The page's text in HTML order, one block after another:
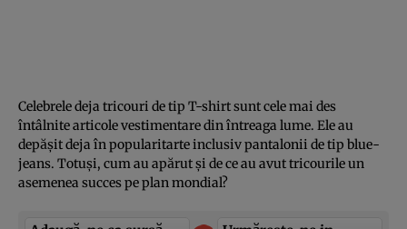
Celebrele deja tricouri de tip T-shirt sunt cele mai des
întâlnite articole vestimentare din întreaga lume. Ele au
depăşit deja în popularitarte inclusiv pantalonii de tip blue-
jeans. Totuşi, cum au apărut şi de ce au avut tricourile un
asemenea succes pe plan mondial?